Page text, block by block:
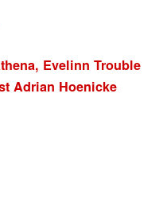
Evelinn Trouble
Adrian Hoenicke